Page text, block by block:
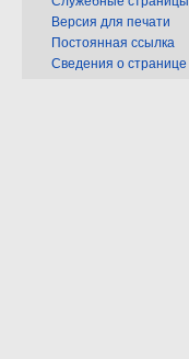
Версия для печати
Постоянная ссылка
Сведения о странице